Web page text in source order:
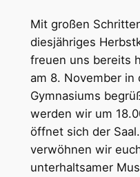
Mit großen
diesjähriges
freuen uns bereits
am 8. November in
Gymnasiums
werden wir um
öffnet sich der
verwöhnen wir
unterhaltsamer